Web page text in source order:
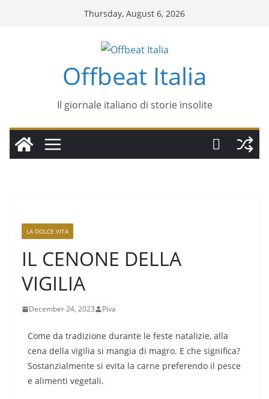
Thursday, August 6, 2026
Offbeat Italia
Il giornale italiano di storie insolite
LA DOLCE VITA
IL CENONE DELLA
VIGILIA
December 24, 2023 Piva
Come da tradizione durante le feste natalizie, alla
cena della vigilia si mangia di magro. E che significa?
Sostanzialmente si evita la carne preferendo il pesce
e alimenti vegetali.